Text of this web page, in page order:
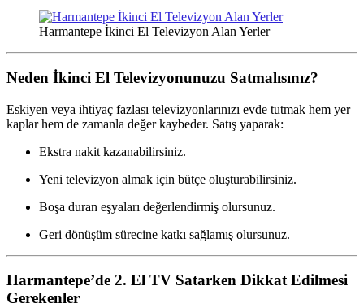
Harmantepe İkinci El Televizyon Alan Yerler
Neden İkinci El Televizyonunuzu Satmalısınız?
Eskiyen veya ihtiyaç fazlası televizyonlarınızı evde tutmak hem yer
kaplar hem de zamanla değer kaybeder. Satış yaparak:
Ekstra nakit kazanabilirsiniz.
Yeni televizyon almak için bütçe oluşturabilirsiniz.
Boşa duran eşyaları değerlendirmiş olursunuz.
Geri dönüşüm sürecine katkı sağlamış olursunuz.
Harmantepe’de 2. El TV Satarken Dikkat Edilmesi
Gerekenler